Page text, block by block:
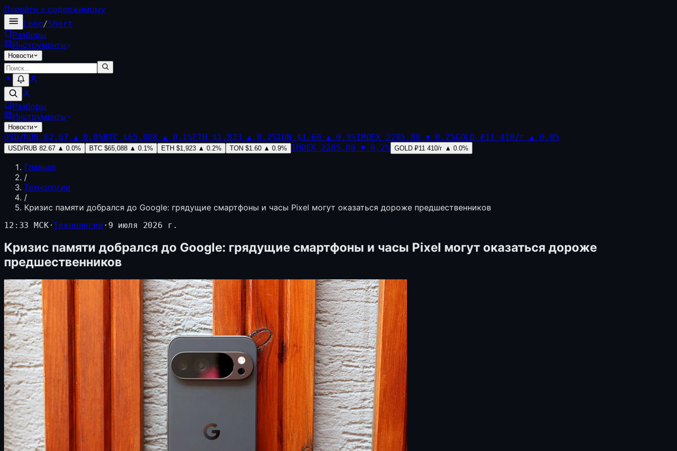
Перейти к содержимому
Long/Short
Разборы
Инструменты
Новости
Разборы
Инструменты
Новости
USD/RUB 82.67 ▲ 0.0%BTC $65,088 ▲ 0.1%ETH $1,923 ▲ 0.2%TON $1.60 ▲ 0.9%IMOEX 2285.88 ▼ 0.2%GOLD ₽11 410/г ▲ 0.0%
USD/RUB 82.67 ▲ 0.0% BTC $65,088 ▲ 0.1% ETH $1,923 ▲ 0.2% TON $1.60 ▲ 0.9% IMOEX 2285.88 ▼ 0.2% GOLD ₽11 410/г ▲ 0.0%
Главная
/
Технологии
/
Кризис памяти добрался до Google: грядущие смартфоны и часы Pixel могут оказаться дороже предшественников
12:33 МСК·Технологии · 9 июля 2026 г.
Кризис памяти добрался до Google: грядущие смартфоны и часы Pixel могут оказаться дороже
предшественников